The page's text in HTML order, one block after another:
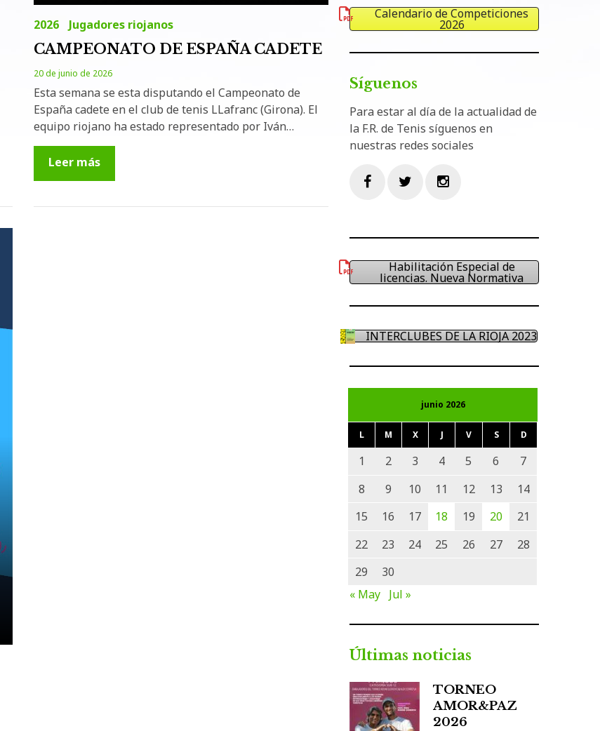
2026 Jugadores riojanos
CAMPEONATO DE ESPAÑA CADETE
20 de junio de 2026
Esta semana se esta disputando el Campeonato de
España cadete en el club de tenis LLafranc (Girona). El
equipo riojano ha estado representado por Iván…
Leer más
Calendario de Competiciones
2026
Síguenos
Para estar al día de la actualidad de
la F.R. de Tenis síguenos en
nuestras redes sociales
Habilitación Especial de
licencias. Nueva Normativa
INTERCLUBES DE LA RIOJA 2023
junio 2026
L M X J V S D
1 2 3 4 5 6
7
8
9 10 11 12 13
14
15
16 17 18 19 20
21
22
23 24 25 26 27
28
29
30
« May Jul »
Últimas noticias
TORNEO
AMOR&PAZ
2026